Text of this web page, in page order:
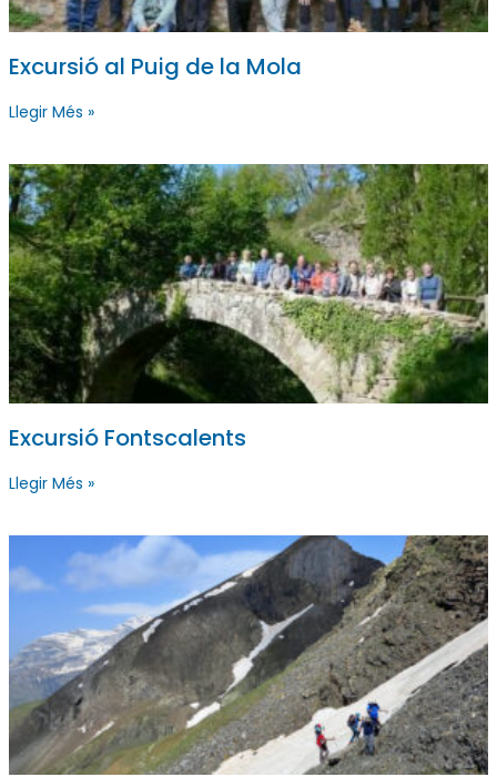
Excursió al Puig de la Mola
Llegir Més »
Excursió Fontscalents
Llegir Més »